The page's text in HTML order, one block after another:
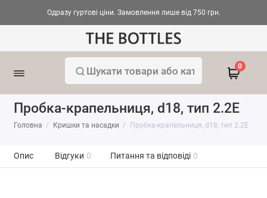
Одразу гуртові ціни. Замовлення лише від 750 грн.
0
Пробка-крапельниця, d18, тип 2.2E
Головна Кришки та насадки Пробка-крапельниця, d18, тип 2.2E
Опис Відгуки 0 Питання та відповіді 0